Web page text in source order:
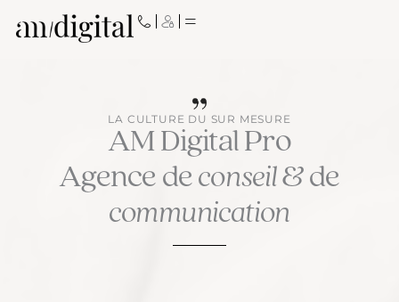
LA CULTURE DU SUR MESURE
AM Digital Pro
Agence deconseil& de
communication